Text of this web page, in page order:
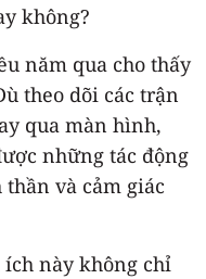
không?
năm qua cho thấy
theo dõi các trận
qua màn hình,
những tác động
và cảm giác
này không chỉ